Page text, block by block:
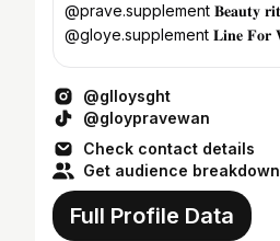
@prave.supplement 𝐁𝐞𝐚𝐮𝐭𝐲 𝐫𝐢𝐭𝐮𝐚𝐥𝐬
@gloye.supplement 𝐋𝐢𝐧𝐞 𝐅𝐨𝐫 𝐖𝐨𝐫𝐤
@glloysght
@gloypravewan
Check contact details
Get audience breakdown
Full Profile Data